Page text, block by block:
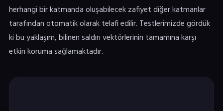
herhangi bir katmanda oluşabilecek zafiyet diğer katmanlar
tarafından otomatik olarak telafi edilir. Testlerimizde gördük
ki bu yaklaşım, bilinen saldırı vektörlerinin tamamına karşı
etkin koruma sağlamaktadır.